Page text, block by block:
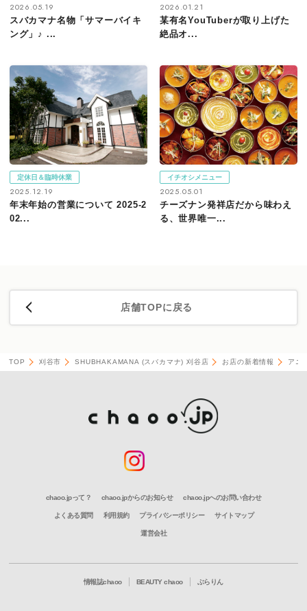
2026.05.19
スバカマナ名物「サマーバイキ
ング」♪ ...
2026.01.21
某有名YouTuberが取り上げた
絶品オ...
定休日＆臨時休業
2025.12.19
年末年始の営業について 2025-2
02...
イチオシメニュー
2025.05.01
チーズナン発祥店だから味わえ
る、世界唯一...
店舗TOPに戻る
TOP 刈谷市 SHUBHAKAMANA (スバカマナ) 刈谷店 お店の新着情報 アニ
chaoo.jpって？ chaoo.jpからのお知らせ chaoo.jpへのお問い合わせ
よくある質問 利用規約 プライバシーポリシー サイトマップ
運営会社
情報誌chaoo BEAUTY chaoo ぶらりん